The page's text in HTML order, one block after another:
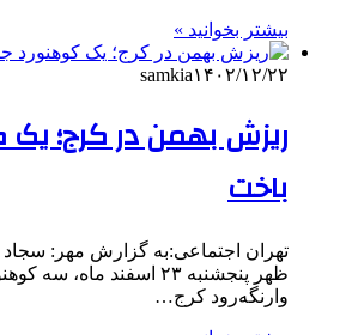
بیشتر بخوانید »
samkia۱۴۰۲/۱۲/۲۲
ریزش بهمن در کرج؛ یک
باخت
تهران اجتماعی:به گزارش مهر:
ظهر پنجشنبه ۲۳ اسفند ماه،
وارنگه‌رود کرج…